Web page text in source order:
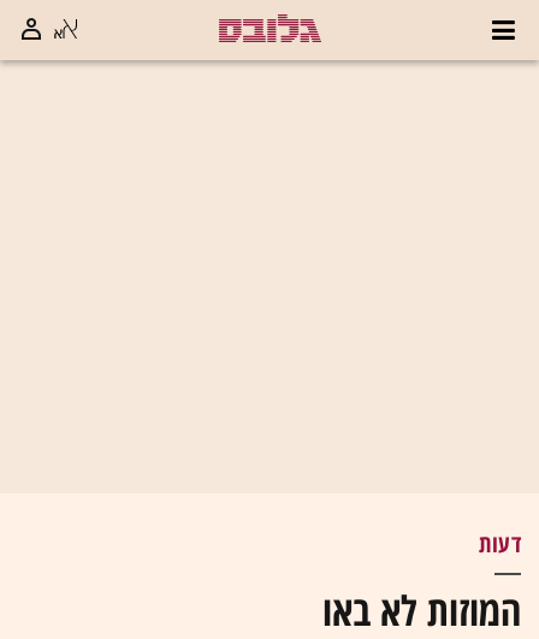
דעות
המוזות לא באו